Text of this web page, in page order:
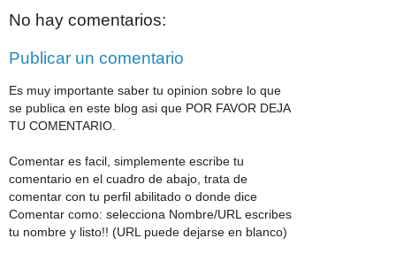
No hay comentarios:
Publicar un comentario
Es muy importante saber tu opinion sobre lo que
se publica en este blog asi que POR FAVOR DEJA
TU COMENTARIO.
Comentar es facil, simplemente escribe tu
comentario en el cuadro de abajo, trata de
comentar con tu perfil abilitado o donde dice
Comentar como: selecciona Nombre/URL escribes
tu nombre y listo!! (URL puede dejarse en blanco)